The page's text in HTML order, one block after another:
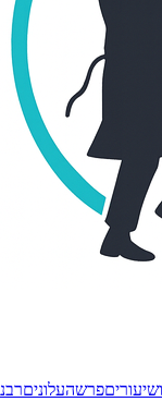
שיעוריםפרשהעלונים